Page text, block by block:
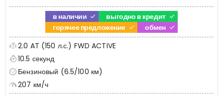
в наличии
выгодно в кредит
горячее предложение
обмен
2.0 AT (150 л.с.) FWD ACTIVE
10.5 секунд
Бензиновый (6.5/100 км)
207 км/ч